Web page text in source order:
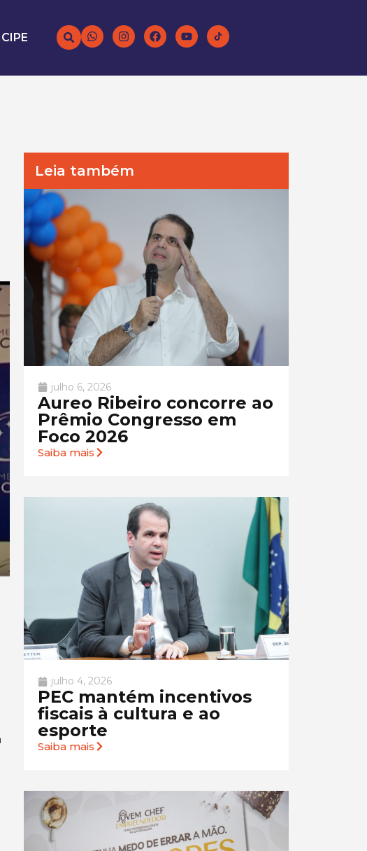
Leia também
julho 6, 2026
Aureo Ribeiro concorre ao
Prêmio Congresso em
Foco 2026
Saiba mais
julho 4, 2026
PEC mantém incentivos
fiscais à cultura e ao
esporte
Saiba mais